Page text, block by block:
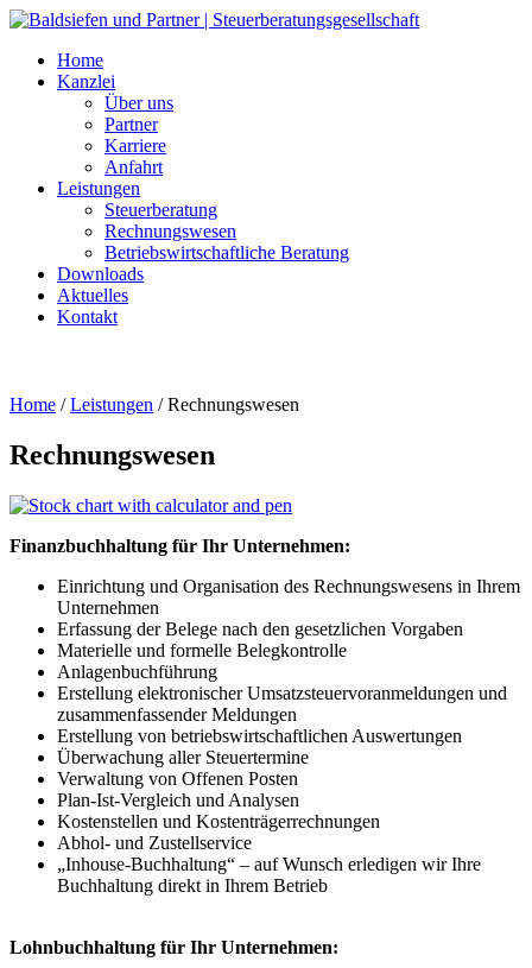
Home
Kanzlei
Über uns
Partner
Karriere
Anfahrt
Leistungen
Steuerberatung
Rechnungswesen
Betriebswirtschaftliche Beratung
Downloads
Aktuelles
Kontakt
Home /Leistungen /Rechnungswesen
Rechnungswesen
Finanzbuchhaltung für Ihr Unternehmen:
Einrichtung und Organisation des Rechnungswesens in Ihrem
Unternehmen
Erfassung der Belege nach den gesetzlichen Vorgaben
Materielle und formelle Belegkontrolle
Anlagenbuchführung
Erstellung elektronischer Umsatzsteuervoranmeldungen und
zusammenfassender Meldungen
Erstellung von betriebswirtschaftlichen Auswertungen
Überwachung aller Steuertermine
Verwaltung von Offenen Posten
Plan-Ist-Vergleich und Analysen
Kostenstellen und Kostenträgerrechnungen
Abhol- und Zustellservice
„Inhouse-Buchhaltung“ – auf Wunsch erledigen wir Ihre
Buchhaltung direkt in Ihrem Betrieb
Lohnbuchhaltung für Ihr Unternehmen: